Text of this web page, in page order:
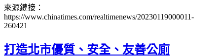
來源鏈接：
https://www.chinatimes.com/realtimenews/20230119000011-
260421
打造北市優質、安全、友善公廁